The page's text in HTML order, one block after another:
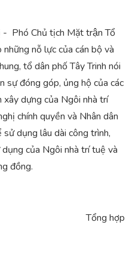
- Phó Chủ tịch Mặt trận Tổ
nỗ lực của cán bộ và
tổ dân phố Tây Trinh nói
sự đóng góp, ủng hộ của các
xây dựng của Ngôi nhà trí
chính quyền và Nhân dân
dụng lâu dài công trình,
của Ngôi nhà trí tuệ và
đồng.
Tổng hợp